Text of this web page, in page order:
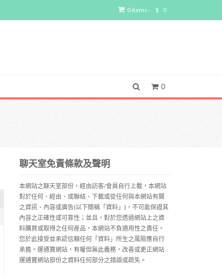
0 items - $ 0
0
聊天室免責條款及聲明
本網站之聊天室部份，經由訪客/會員自行上載，本網站
對於任何、經由、或聯結、下載或從任何與本網站有關
之資訊、內容或廣告(以下簡稱「資料」)，不可能保證其
內容之正確性或可靠性；並且，對於您透過網站上之資
料購買或取得之任何産品，本網站不負適用性之責任。
您於此接受並承認信賴任何「資料」所生之風險應自行
承擔。運通寶網站，有權但無此義務，改善或更正網站
運通寶網站部份之資料任何部分之錯誤或疏失。